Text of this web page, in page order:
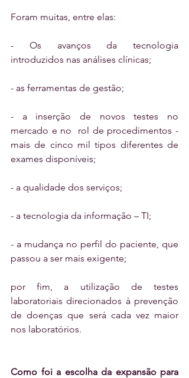
Foram muitas, entre elas:
- Os avanços da tecnologia
introduzidos nas análises clínicas;
- as ferramentas de gestão;
- a inserção de novos testes no
mercado e no  rol de procedimentos -
mais de cinco mil tipos diferentes de
exames disponíveis;
- a qualidade dos serviços;
- a tecnologia da informação – TI;
- a mudança no perfil do paciente, que
passou a ser mais exigente;
por fim, a utilização de testes
laboratoriais direcionados à prevenção
de doenças que será cada vez maior
nos laboratórios.
Como foi a escolha da expansão para